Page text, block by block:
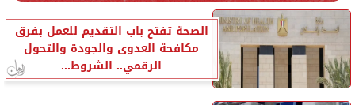
الصحة تفتح باب التقديم للعمل بفرق
مكافحة العدوى والجودة والتحول
الرقمي.. الشروط...